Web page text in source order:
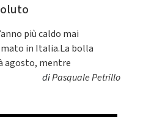
più caldo mai
in Italia.La bolla
agosto, mentre
diPasquale Petrillo